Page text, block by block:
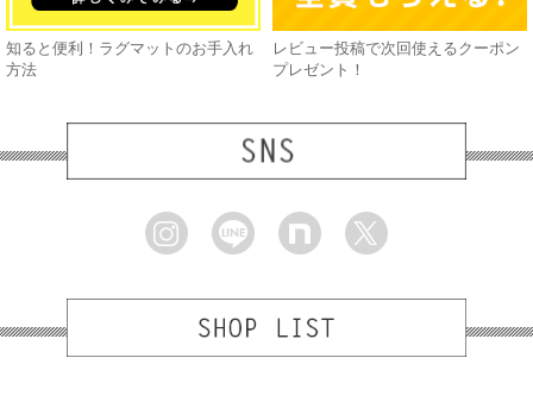
知ると便利！ラグマットのお手入れ
方法
レビュー投稿で次回使えるクーポン
プレゼント！